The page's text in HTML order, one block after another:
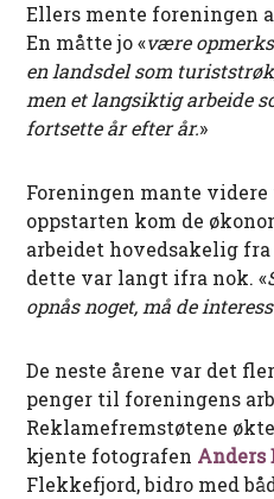
Ellers mente foreningen
En måtte jo «være
en landsdel som
men et langsiktig arbeide
fortsette år efter år.»
Foreningen mante
oppstarten kom de
arbeidet hovedsakelig
dette var langt ifra nok. «
opnås noget, må de
De neste årene var det
penger til foreningens
Reklamefremstøtene
kjente fotografen Anders
Flekkefjord, bidro med